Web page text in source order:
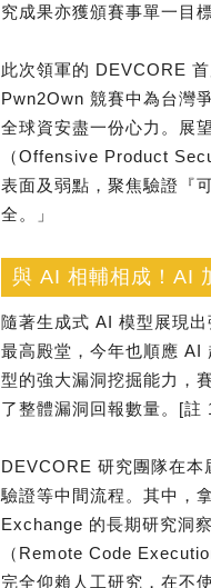
究成果亦獲頒賽事單一目
此次領軍的 DEVCORE
Pwn2Own 競賽中為台灣
全球資安盡一份心力。展
（Offensive Product
表面及弱點，聚焦驗證『
全。」
與 AI 相輔相成！AI
隨著生成式 AI 模型展現
最高殿堂，今年也順應 AI
型的強大漏洞挖掘能力，
了整體漏洞回報數量。[註
DEVCORE 研究團隊在本
驗證等中間流程。其中，
Exchange 的長期研究洞
（Remote Code
完全仰賴人工研究，在不